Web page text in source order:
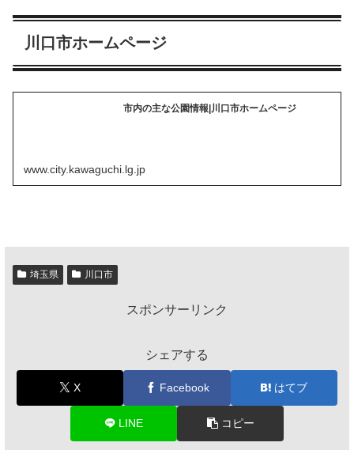
川口市ホームページ
市内の主な公園情報|川口市ホームページ
www.city.kawaguchi.lg.jp
埼玉県 川口市
スポンサーリンク
シェアする
X Facebook はてブ
LINE コピー